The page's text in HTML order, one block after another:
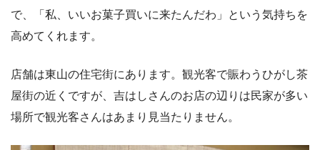
で、「私、いいお菓子買いに来たんだわ」という気持ちを
高めてくれます。
店舗は東山の住宅街にあります。観光客で賑わうひがし茶
屋街の近くですが、吉はしさんのお店の辺りは民家が多い
場所で観光客さんはあまり見当たりません。